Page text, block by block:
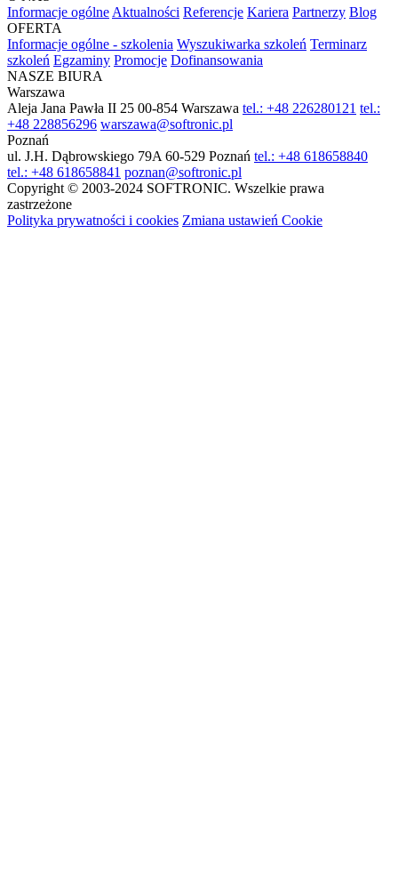
Informacje ogólne Aktualności Referencje Kariera Partnerzy Blog
OFERTA
Informacje ogólne - szkolenia Wyszukiwarka szkoleń Terminarz
szkoleń Egzaminy Promocje Dofinansowania
NASZE BIURA
Warszawa
Aleja Jana Pawła II 25 00-854 Warszawa tel.: +48 226280121 tel.:
+48 228856296 warszawa@softronic.pl
Poznań
ul. J.H. Dąbrowskiego 79A 60-529 Poznań tel.: +48 618658840
tel.: +48 618658841 poznan@softronic.pl
Copyright © 2003-2024 SOFTRONIC. Wszelkie prawa
zastrzeżone
Polityka prywatności i cookies Zmiana ustawień Cookie